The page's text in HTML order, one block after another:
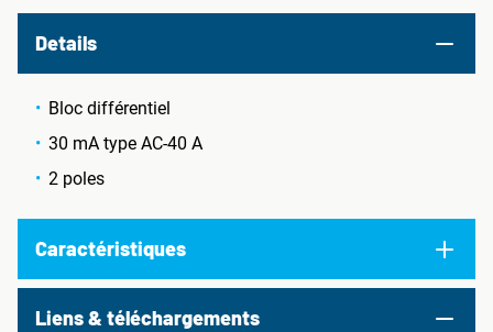
Details
Bloc différentiel
30 mA type AC-40 A
2 poles
Caractéristiques
Liens & téléchargements